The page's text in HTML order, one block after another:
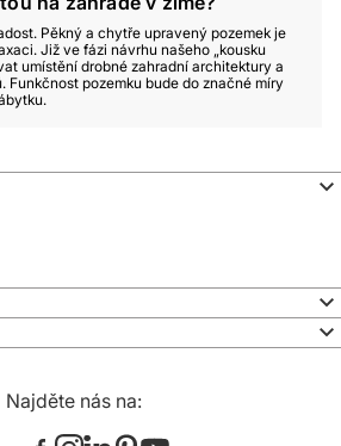
Pěkný a chytře upravený pozemek je
Již ve fázi návrhu našeho „kousku
umístění drobné zahradní architektury a
Funkčnost pozemku bude do značné míry
Najděte nás na: